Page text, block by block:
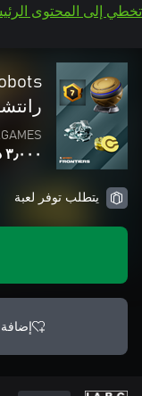
تخطي إلى المحتوى
٣٫٠٠٠ د.ك.‏
يتطلب توفر لعبة
إضافة